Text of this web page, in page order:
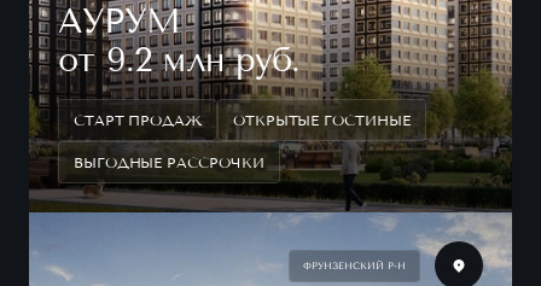
АУРУМ
от 9.2 млн руб.
СТАРТ ПРОДАЖ ОТКРЫТЫЕ ГОСТИНЫЕ
ВЫГОДНЫЕ РАССРОЧКИ
ФРУНЗЕНСКИЙ Р-Н